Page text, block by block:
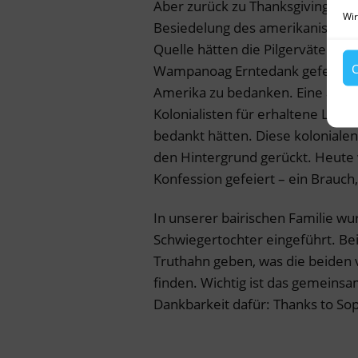
Aber zurück zu Thanksgiving,
Besiedelung des
Quelle hätten die Pilgerväter
Wampanoag Erntedank
Amerika zu bedanken. Eine
Kolonialisten für erhaltene
bedankt hätten. Diese
den Hintergrund gerückt.
Konfession gefeiert – ein
In unserer bairischen Familie
Schwiegertochter eingeführt.
Truthahn geben, was die
finden. Wichtig ist das
Dankbarkeit dafür: Thanks to